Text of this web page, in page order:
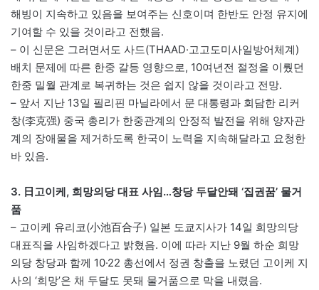
해빙이 지속하고 있음을 보여주는 신호이며 한반도 안정 유지에
기여할 수 있을 것이라고 전했음.
– 이 신문은 그러면서도 사드(THAAD·고고도미사일방어체계)
배치 문제에 따른 한중 갈등 영향으로, 10여년전 절정을 이뤘던
한중 밀월 관계로 복귀하는 것은 쉽지 않을 것이라고 전망.
– 앞서 지난 13일 필리핀 마닐라에서 문 대통령과 회담한 리커
창(李克强) 중국 총리가 한중관계의 안정적 발전을 위해 양자관
계의 장애물을 제거하도록 한국이 노력을 지속해달라고 요청한
바 있음.
3. 日고이케, 희망의당 대표 사임…창당 두달안돼 ‘집권꿈’ 물거
품
– 고이케 유리코(小池百合子) 일본 도쿄지사가 14일 희망의당
대표직을 사임하겠다고 밝혔음. 이에 따라 지난 9월 하순 희망
의당 창당과 함께 10·22 총선에서 정권 창출을 노렸던 고이케 지
사의 ‘희망’은 채 두달도 못돼 물거품으로 막을 내렸음.